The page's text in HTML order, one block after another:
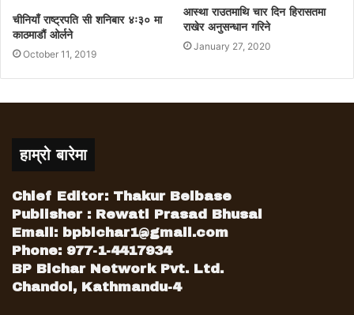
चीनियाँ राष्ट्रपति सी शनिबार ४ः३० मा
काठमाडौं ओर्लने
October 11, 2019
आस्था राउतमाथि चार दिन हिरासतमा
राखेर अनुसन्धान गरिने
January 27, 2020
हाम्रो बारेमा
Chief Editor: Thakur Belbase
Publisher : Rewati Prasad Bhusal
Email: bpbichar1@gmail.com
Phone: 977-1-4417934
BP Bichar Network Pvt. Ltd.
Chandol, Kathmandu-4